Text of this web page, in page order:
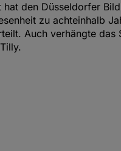
hat den Düsseldorfer
zu achteinhalb
Auch verhängte